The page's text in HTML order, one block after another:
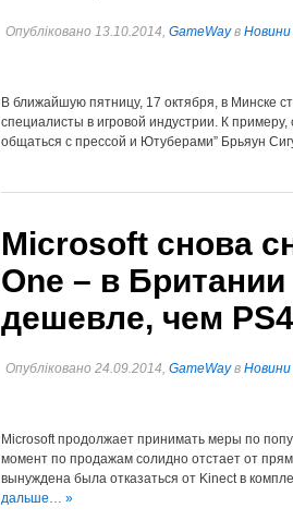
Опубліковано 13.10.2014, GameWayв Новини
В ближайшую пятницу, 17 октября, в Минске
специалисты в игровой индустрии. К
общаться с прессой и Ютуберами” Брьяун
Microsoft снова
One – в
дешевле, чем PS4
Опубліковано 24.09.2014, GameWayв Новини
Microsoft продолжает принимать меры по
момент по продажам солидно отстает от
вынуждена была отказаться от Kinect в
дальше… »